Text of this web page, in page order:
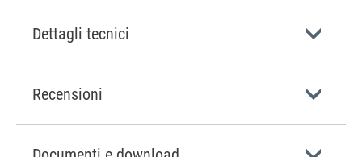
Dettagli tecnici
Recensioni